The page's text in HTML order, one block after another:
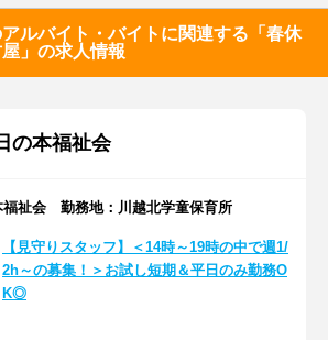
アルバイト・バイトに関連する「春休
」の求人情報
の本福祉会
福祉会 勤務地：川越北学童保育所
【見守りスタッフ】＜14時～19時の中で週1/
2h～の募集！＞お試し短期＆平日のみ勤務O
K◎